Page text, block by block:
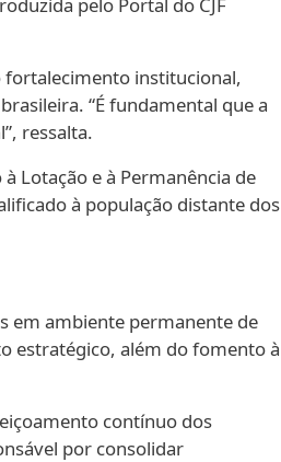
fortalecimento institucional,
“É fundamental que a
ressalta.
Lotação e à Permanência de
à população distante dos
em ambiente permanente de
estratégico, além do fomento à
contínuo dos
por consolidar